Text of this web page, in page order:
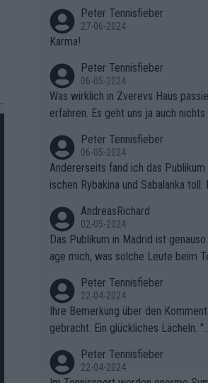
Peter Tennisfieber
27-06-2024
Karma!
Peter Tennisfieber
06-05-2024
Was wirklich in Zverevs Haus
erfahren. Es geht uns ja auch
Peter Tennisfieber
06-05-2024
Andererseits fand ich das
ischen Rybakina und Sabalanka
AndreasRichard
02-05-2024
Das Publikum in Madrid ist
age mich, was solche Leute beim
ben.
Peter Tennisfieber
22-04-2024
Ihre Bemerkung über den
gebracht. Ein glückliches Lächeln.
Peter Tennisfieber
22-04-2024